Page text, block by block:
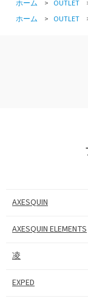
ホーム
> OUTLET
ホーム
> OUTLET
AXESQUIN
AXESQUIN ELEMENTS
凌
EXPED